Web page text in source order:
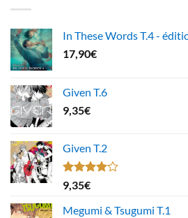
In These Words T.4 -
17,90€
Given T.6
9,35€
Given T.2
Note
4.00
5
9,35€
Megumi & Tsugumi T.1